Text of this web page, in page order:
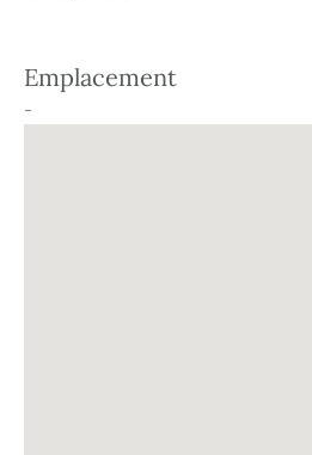
Emplacement
-